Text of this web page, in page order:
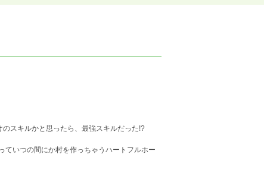
スキルかと思ったら、最強スキルだった!?
ていつの間にか村を作っちゃうハートフルホー